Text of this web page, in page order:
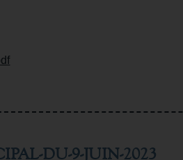
DU-9-JUIN-2023